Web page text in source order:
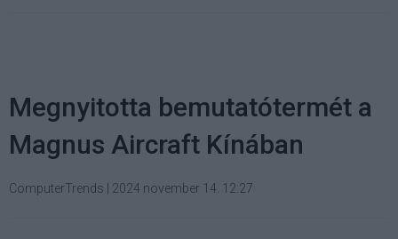
Megnyitotta bemutatótermét a
Magnus Aircraft Kínában
ComputerTrends | 2024 november 14. 12:27